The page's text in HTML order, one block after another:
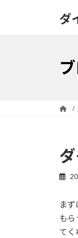
ダ
ま
もら
てく